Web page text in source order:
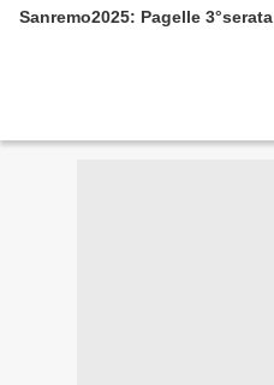
Sanremo2025: Pagelle 3°serata